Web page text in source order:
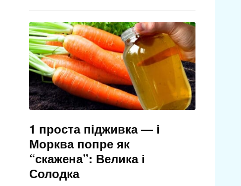
1 проста підживка — і
Морква попре як
“скажена”: Велика і
Солодка